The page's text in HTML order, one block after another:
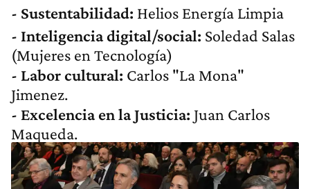
- Sustentabilidad: Helios Energía Limpia
- Inteligencia digital/social: Soledad Salas
(Mujeres en Tecnología)
- Labor cultural: Carlos "La Mona"
Jimenez.
- Excelencia en la Justicia: Juan Carlos
Maqueda.